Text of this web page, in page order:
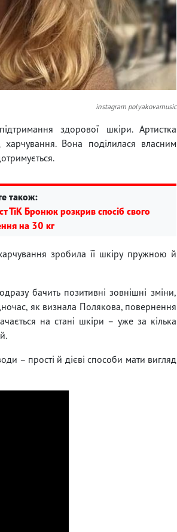
instagram polyakovamusic
здорової шкіри. Артистка
Вона поділилася власним
також:
ТіК Бронюк розкрив спосіб свого
на 30 кг
зробила її шкіру пружною й
бачить позитивні зовнішні зміни,
як визнала Полякова, повернення
на стані шкіри – уже за кілька
– прості й дієві способи мати вигляд